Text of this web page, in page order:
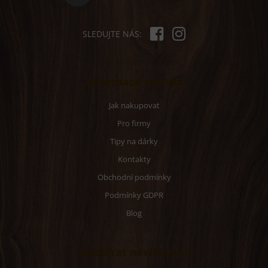
SLEDUJTE NÁS:
Jak nakupovat
Pro firmy
Tipy na dárky
Kontakty
Obchodní podmínky
Podmínky GDPR
Blog